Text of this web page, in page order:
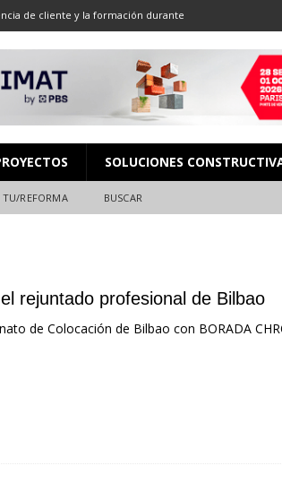
de cliente y la formación durante
FORMATO DESCARGAR REVISTA
REVISTA
CAMPEONATO NACIONAL
SOLUCIONES
TU/REFORMA BUSCAR
rejuntado profesional de Bilbao
de Colocación de Bilbao con BORADA